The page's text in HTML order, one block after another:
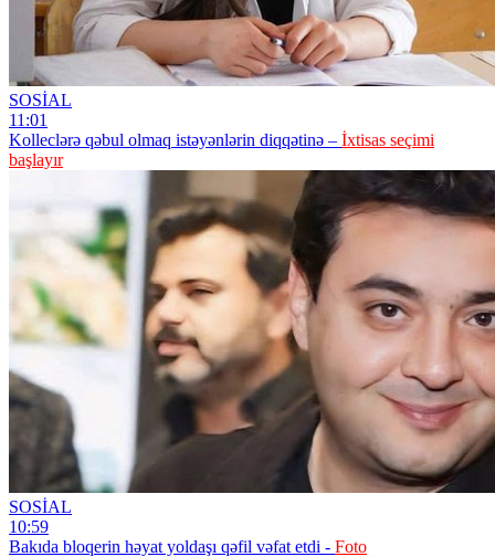
SOSİAL
11:01
Kolleclərə qəbul olmaq istəyənlərin diqqətinə – İxtisas seçimi
başlayır
SOSİAL
10:59
Bakıda bloqerin həyat yoldaşı qəfil vəfat etdi - Foto